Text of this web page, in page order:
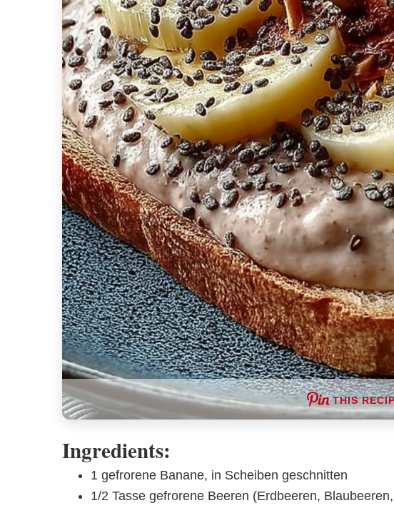
THIS
Ingredients:
1 gefrorene Banane, in Scheiben geschnitten
1/2 Tasse gefrorene Beeren (Erdbeeren,